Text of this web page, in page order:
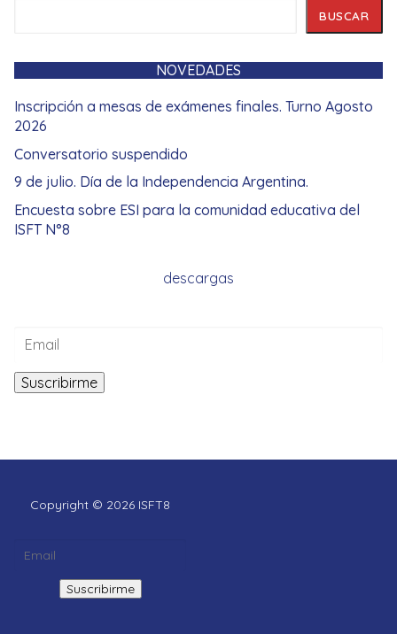
BUSCAR
NOVEDADES
Inscripción a mesas de exámenes finales. Turno Agosto
2026
Conversatorio suspendido
9 de julio. Día de la Independencia Argentina.
Encuesta sobre ESI para la comunidad educativa del
ISFT N°8
descargas
Copyright © 2026 ISFT8